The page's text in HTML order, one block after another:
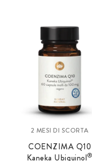
2 MESI DI SCORTA
COENZIMA Q10
Kaneka Ubiquinol®